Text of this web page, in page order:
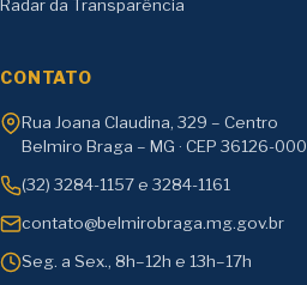
Radar da Transparência
CONTATO
Rua Joana Claudina, 329 – Centro
Belmiro Braga – MG · CEP 36126-000
(32) 3284-1157 e 3284-1161
contato@belmirobraga.mg.gov.br
Seg. a Sex., 8h–12h e 13h–17h